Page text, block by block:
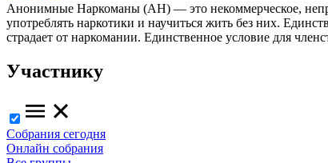
Анонимные Наркоманы (АН) — это некоммерческое,
употреблять наркотики и научиться жить без них.
страдает от наркомании. Единственное условие для
Участнику
Собрания сегодня
Онлайн собрания